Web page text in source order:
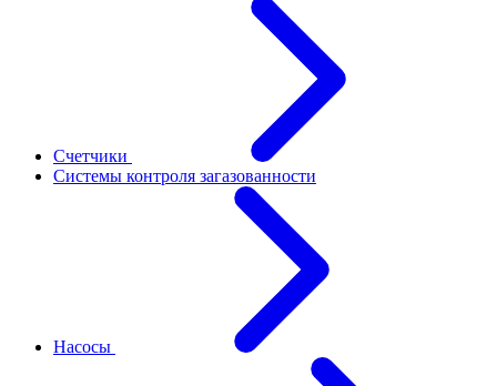
Счетчики
Системы контроля загазованности
Насосы